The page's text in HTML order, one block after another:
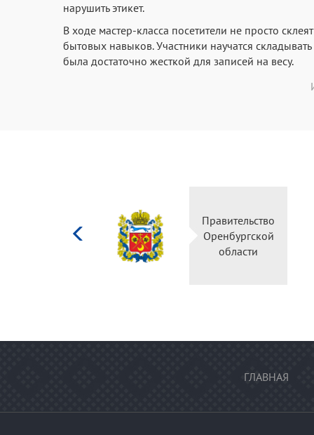
нарушить этикет.
В ходе мастер-класса посетители не просто
бытовых навыков. Участники научатся
была достаточно жесткой для записей на весу.
Правительство
Оренбургской
области
ГЛАВНАЯ